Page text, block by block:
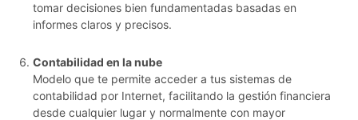
tomar decisiones bien fundamentadas basadas en
informes claros y precisos.
Contabilidad en la nube
Modelo que te permite acceder a tus sistemas de
contabilidad por Internet, facilitando la gestión financiera
desde cualquier lugar y normalmente con mayor